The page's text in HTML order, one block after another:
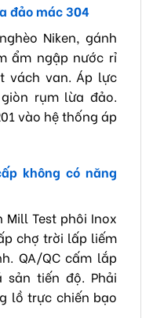
đảo mác 304
Niken, gánh
ẩm ngập nước rỉ
vách van. Áp lực
rụm lừa đảo.
vào hệ thống áp
không có năng
Mill Test phôi Inox
chợ trời lấp liếm
QA/QC cấm lắp
tiến độ. Phải
lồ trực chiến bạo